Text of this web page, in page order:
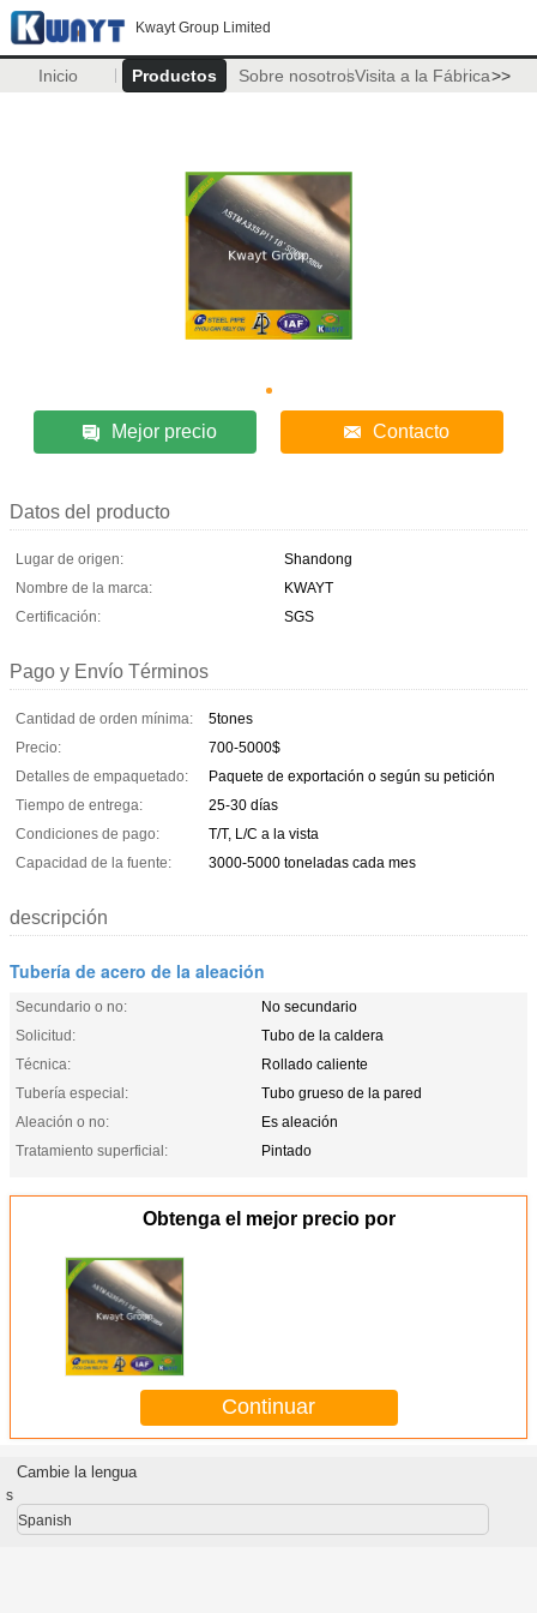
Kwayt Group Limited
Inicio Productos Sobre nosotrosVisita a la Fábrica>>
Mejor precio Contacto
Datos del producto
Lugar de origen:
Shandong
Nombre de la marca:
KWAYT
Certificación:
SGS
Pago y Envío Términos
Cantidad de orden mínima:
5tones
Precio:
700-5000$
Detalles de empaquetado:
Paquete de exportación o según su petición
Tiempo de entrega:
25-30 días
Condiciones de pago:
T/T, L/C a la vista
Capacidad de la fuente:
3000-5000 toneladas cada mes
descripción
Tubería de acero de la aleación
Secundario o no:
No secundario
Solicitud:
Tubo de la caldera
Técnica:
Rollado caliente
Tubería especial:
Tubo grueso de la pared
Aleación o no:
Es aleación
Tratamiento superficial:
Pintado
Obtenga el mejor precio por
Continuar
Cambie la lengua
s
Spanish